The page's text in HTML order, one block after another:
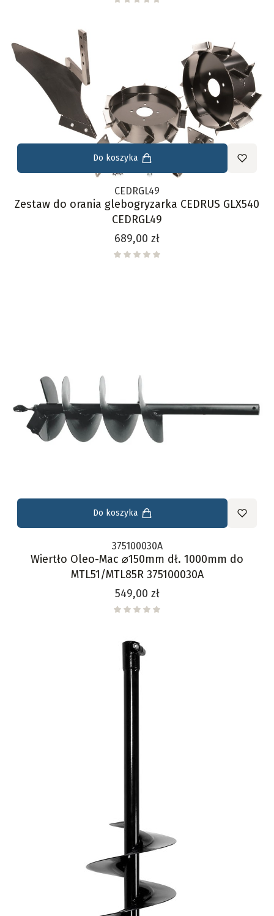
Do koszyka
CEDRGL49
Zestaw do orania glebogryzarka CEDRUS GLX540
CEDRGL49
Cena
689,00 zł
Do koszyka
375100030A
Wiertło Oleo-Mac ⌀150mm dł. 1000mm do
MTL51/MTL85R 375100030A
Cena
549,00 zł